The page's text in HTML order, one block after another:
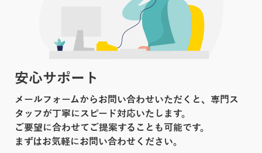
安心サポート
メールフォームからお問い合わせいただくと、専門ス
タッフが丁寧にスピード対応いたします。
ご要望に合わせてご提案することも可能です。
まずはお気軽にお問い合わせください。